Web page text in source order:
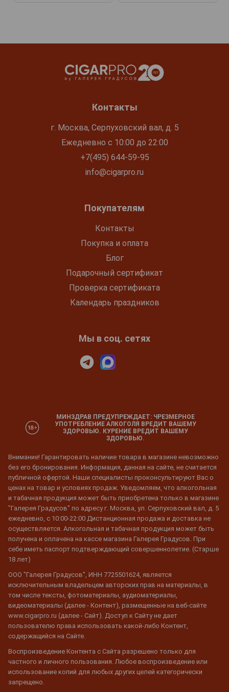
Контакты
г. Москва, Серпуховский вал, д. 5
Ежедневно с 10:00 до 22:00
+7(495) 644-59-95
info@cigarpro.ru
Покупателям
Контакты
Покупка и оплата
Блог
Подарочный сертификат
Проверка сертификата
Календарь праздников
Мы в соц. сетях
МИНЗДРАВ ПРЕДУПРЕЖДАЕТ: ЧРЕЗМЕРНОЕ
УПОТРЕБЛЕНИЕ АЛКОГОЛЯ ВРЕДИТ ВАШЕМУ
ЗДОРОВЬЮ. КУРЕНИЕ ВРЕДИТ ВАШЕМУ
ЗДОРОВЬЮ.
Внимание! Гарантировать наличие товара в магазине невозможно
без его бронирования. Информация, данная на сайте, не считается
публичной офертой. Наши специалисты проконсультируют Вас о
ценах на товар и условиях продаж. Уведомляем, что алкогольная
и табачная продукция может быть приобретена только в магазине
"Галерея Градусов" по адресу г. Москва, ул. Серпуховский вал, д. 5
ежедневно, с 10:00-22:00 Дистанционная продажа и доставка не
осуществляется. Алкогольная и табачная продукция может быть
получена и оплачена на кассе магазина Галерея Градусов. При
себе иметь паспорт подтверждающий совершеннолетие. (Старше
18 лет)
ООО "Галерея Градусов", ИНН 7725501624, является
исключительным владельцем авторских прав на материалы, в
том числе тексты, фотоматериалы, аудиоматериалы,
видеоматериалы (далее - Контент), размещенные на веб-сайте
www.cigarpro.ru (далее - Сайт). Доступ к Сайту не дает
пользователю права использовать какой-либо Контент,
содержащийся на Сайте.
Воспроизведение Контента с Сайта разрешено только для
частного и личного пользования. Любое воспроизведение или
использование копий для любых других целей категорически
запрещено.